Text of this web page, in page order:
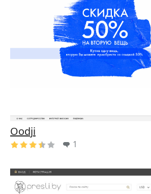
Oodji
1